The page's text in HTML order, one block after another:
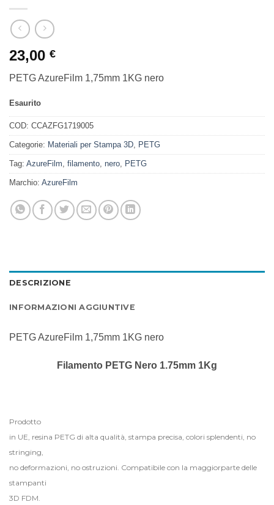
23,00 €
PETG AzureFilm 1,75mm 1KG nero
Esaurito
COD: CCAZFG1719005
Categorie: Materiali per Stampa 3D, PETG
Tag: AzureFilm, filamento, nero, PETG
Marchio: AzureFilm
DESCRIZIONE
INFORMAZIONI AGGIUNTIVE
PETG AzureFilm 1,75mm 1KG nero
Filamento PETG Nero 1.75mm 1Kg
Prodotto
in UE, resina PETG di alta qualità, stampa precisa, colori splendenti, no
stringing,
no deformazioni, no ostruzioni. Compatibile con la maggiorparte delle
stampanti
3D FDM.